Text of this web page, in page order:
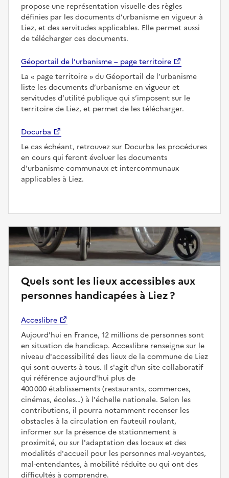
propose une représentation visuelle des règles
définies par les documents d’urbanisme en vigueur à
Liez, et des servitudes applicables. Elle permet aussi
de télécharger ces documents.
Géoportail de l’urbanisme – page territoire
La
page territoire
du Géoportail de l’urbanisme
liste les documents d’urbanisme en vigueur et
servitudes d’utilité publique qui s’imposent sur le
territoire de Liez, et permet de les télécharger.
Docurba
Le cas échéant, retrouvez sur Docurba les procédures
en cours qui feront évoluer les documents
d'urbanisme communaux et intercommunaux
applicables à Liez.
Quels sont les lieux accessibles aux
personnes handicapées à Liez ?
Acceslibre
Aujourd'hui en France, 12 millions de personnes sont
en situation de handicap. Acceslibre renseigne sur le
niveau d'accessibilité des lieux de la commune de Liez
qui sont ouverts à tous. Il s'agit d'un site collaboratif
qui référence aujourd'hui plus de
400 000 établissements (restaurants, commerces,
cinémas, écoles…) à l'échelle nationale. Selon les
contributions, il pourra notamment recenser les
obstacles à la circulation en fauteuil roulant,
informer sur la présence de stationnement à
proximité, ou sur l'adaptation des locaux et des
modalités d'accueil pour les personnes mal-voyantes,
mal-entendantes, à mobilité réduite ou qui ont des
difficultés à comprendre.